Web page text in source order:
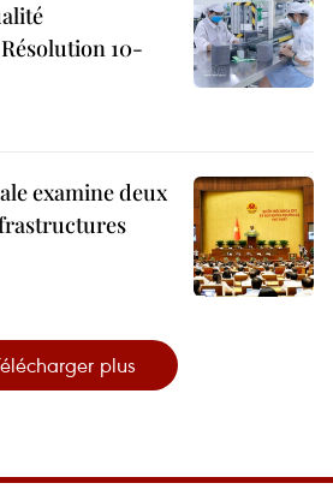
10-
examine deux
plus